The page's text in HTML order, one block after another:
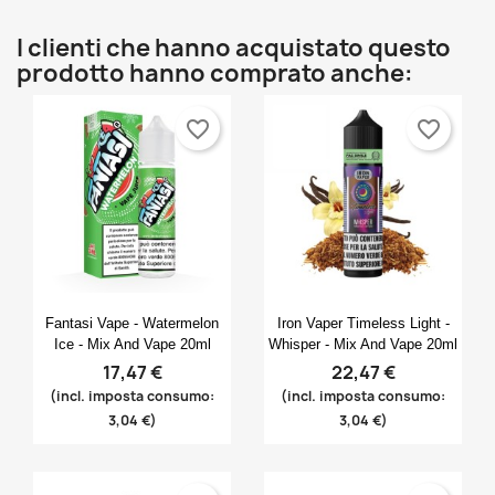
I clienti che hanno acquistato questo
prodotto hanno comprato anche:
Anteprima
Fantasi Vape - Watermelon
Ice - Mix And Vape 20ml
17,47 €
(incl. imposta consumo:
3,04 €)
favorite_border
Anteprima
Iron Vaper Timeless Light -
Whisper - Mix And Vape 20ml
22,47 €
(incl. imposta consumo:
3,04 €)
favorite_border